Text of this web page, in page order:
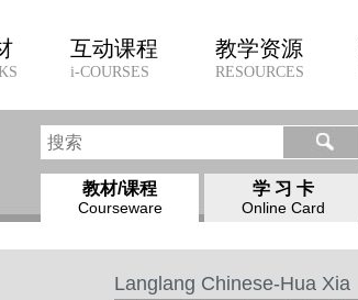
互动课程
i-COURSES
教学资源
RESOURCES
教材/课程
Courseware
学 习 卡
Online Card
Langlang Chinese-Hua Xia